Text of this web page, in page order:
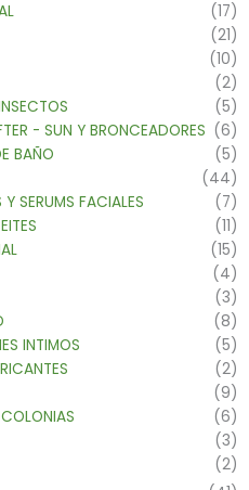
(17)
(21)
(10)
(2)
(5)
- SUN Y BRONCEADORES (6)
BAÑO
(5)
(44)
SERUMS FACIALES
(7)
(11)
(15)
(4)
(3)
(8)
INTIMOS
(5)
(2)
(9)
(6)
(3)
(2)